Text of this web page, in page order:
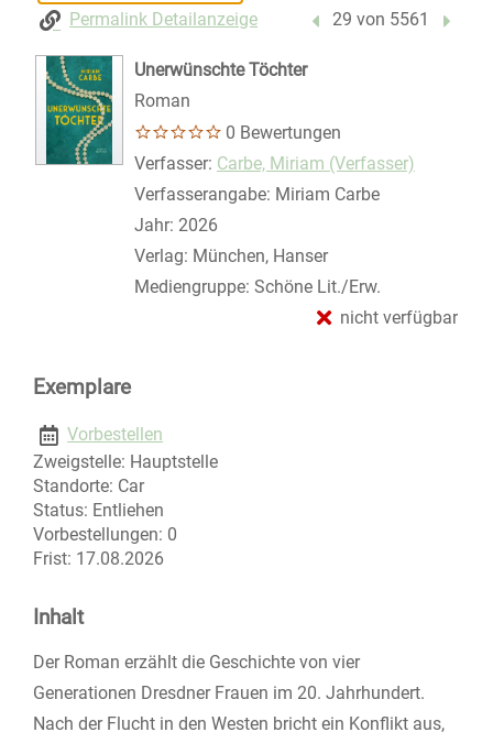
Permalink Detailanzeige
Vorheriger Treffer
29 von 5561
Unerwünschte Töchter
Roman
0 Bewertungen
Verfasser: Suche nach diesem Verfasser
Carbe, Miriam (Verfasser)
Verfasserangabe: Miriam Carbe
Jahr: 2026
Verlag: München, Hanser
Mediengruppe: Schöne Lit./Erw.
nicht verfügbar
Exemplare
Vorbestellen
Zweigstelle: Hauptstelle
Standorte: Car
Status: Entliehen
Vorbestellungen: 0
Frist: 17.08.2026
Inhalt
Der Roman erzählt die Geschichte von vier
Generationen Dresdner Frauen im 20. Jahrhundert.
Nach der Flucht in den Westen bricht ein Konflikt aus,